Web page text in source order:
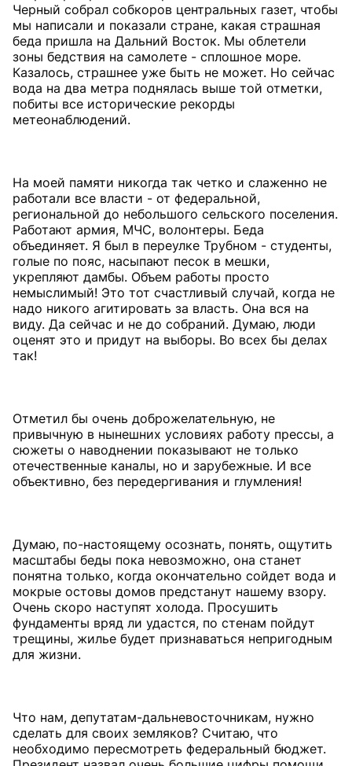
Черный собрал собкоров центральных газет, чтобы
мы написали и показали стране, какая страшная
беда пришла на Дальний Восток. Мы облетели
зоны бедствия на самолете - сплошное море.
Казалось, страшнее уже быть не может. Но сейчас
вода на два метра поднялась выше той отметки,
побиты все исторические рекорды
метеонаблюдений.
На моей памяти никогда так четко и слаженно не
работали все власти - от федеральной,
региональной до небольшого сельского поселения.
Работают армия, МЧС, волонтеры. Беда
объединяет. Я был в переулке Трубном - студенты,
голые по пояс, насыпают песок в мешки,
укрепляют дамбы. Объем работы просто
немыслимый! Это тот счастливый случай, когда не
надо никого агитировать за власть. Она вся на
виду. Да сейчас и не до собраний. Думаю, люди
оценят это и придут на выборы. Во всех бы делах
так!
Отметил бы очень доброжелательную, не
привычную в нынешних условиях работу прессы, а
сюжеты о наводнении показывают не только
отечественные каналы, но и зарубежные. И все
объективно, без передергивания и глумления!
Думаю, по-настоящему осознать, понять, ощутить
масштабы беды пока невозможно, она станет
понятна только, когда окончательно сойдет вода и
мокрые остовы домов предстанут нашему взору.
Очень скоро наступят холода. Просушить
фундаменты вряд ли удастся, по стенам пойдут
трещины, жилье будет признаваться непригодным
для жизни.
Что нам, депутатам-дальне­восточникам, нужно
сделать для своих земляков? Считаю, что
необходимо пересмотреть федеральный бюджет.